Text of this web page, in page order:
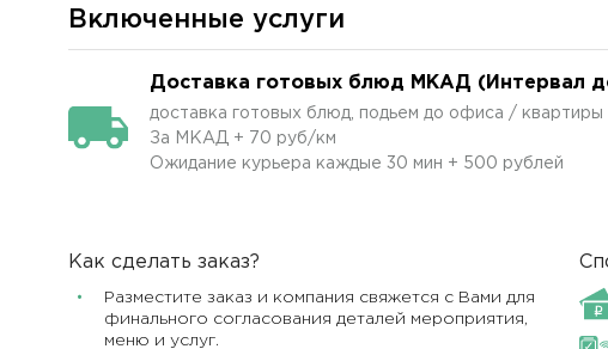
Включенные услуги
Доставка готовых блюд МКАД (Интервал
доставка готовых блюд, подьем до офиса / квартиры
За МКАД + 70 руб/км
Ожидание курьера каждые 30 мин + 500 рублей
Как сделать заказ?
Разместите заказ и компания свяжется с Вами для
финального согласования деталей мероприятия,
меню и услуг.